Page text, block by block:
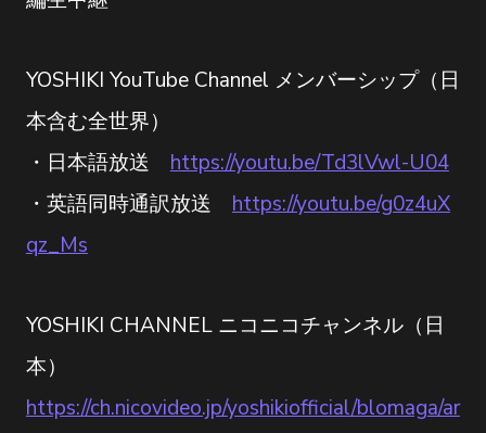
YOSHIKI YouTube Channel メンバーシップ（日
本含む全世界）
・日本語放送 https://youtu.be/Td3lVwl-U04
・英語同時通訳放送 https://youtu.be/g0z4uX
qz_Ms
YOSHIKI CHANNEL ニコニコチャンネル（日
本）
https://ch.nicovideo.jp/yoshikiofficial/blomaga/ar